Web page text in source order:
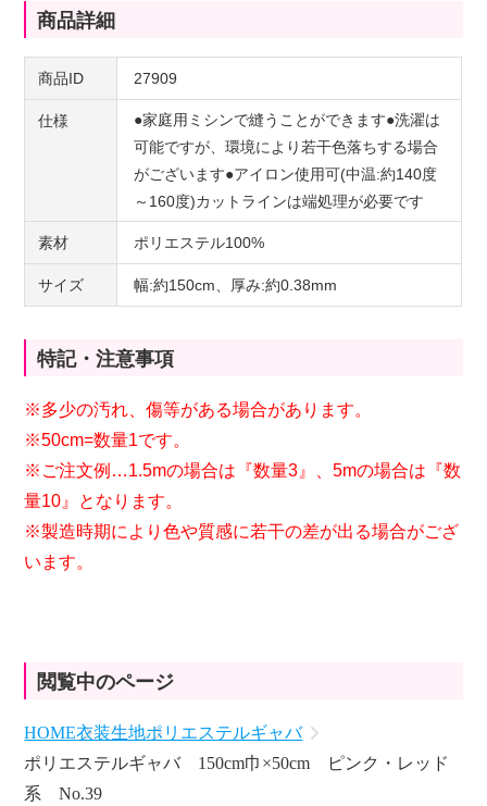
商品詳細
商品ID 27909
仕様
●家庭用ミシンで縫うことができます●洗濯は
可能ですが、環境により若干色落ちする場合
がございます●アイロン使用可(中温:約140度
～160度)カットラインは端処理が必要です
素材 ポリエステル100%
サイズ 幅:約150cm、厚み:約0.38mm
特記・注意事項
※多少の汚れ、傷等がある場合があります。
※50cm=数量1です。
※ご注文例…1.5mの場合は『数量3』、5mの場合は『数
量10』となります。
※製造時期により色や質感に若干の差が出る場合がござ
います。
閲覧中のページ
HOME衣装生地ポリエステルギャバ
ポリエステルギャバ 150cm巾×50cm ピンク・レッド
系 No.39